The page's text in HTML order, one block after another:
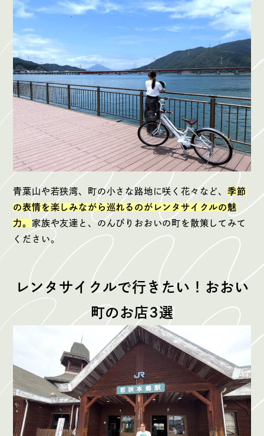
青葉山や若狭湾、町の小さな路地に咲く花々など、季節
の表情を楽しみながら巡れるのがレンタサイクルの魅
力。家族や友達と、のんびりおおいの町を散策してみて
ください。
レンタサイクルで行きたい！おおい
町のお店3選